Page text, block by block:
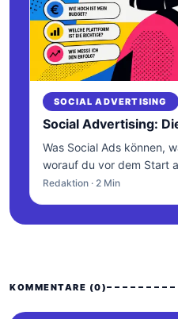
SOCIAL ADVERTISING
Social Advertising:
Was Social Ads können,
worauf du vor dem Start
Redaktion · 2 Min
KOMMENTARE (0)